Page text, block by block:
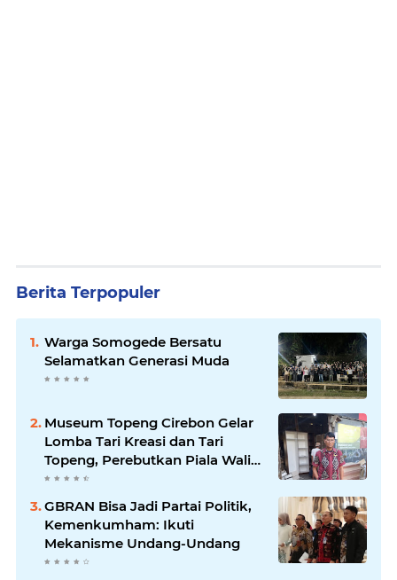
Berita Terpopuler
Warga Somogede Bersatu
Selamatkan Generasi Muda
Museum Topeng Cirebon Gelar
Lomba Tari Kreasi dan Tari
Topeng, Perebutkan Piala Wali
Kota
GBRAN Bisa Jadi Partai Politik,
Kemenkumham: Ikuti
Mekanisme Undang-Undang